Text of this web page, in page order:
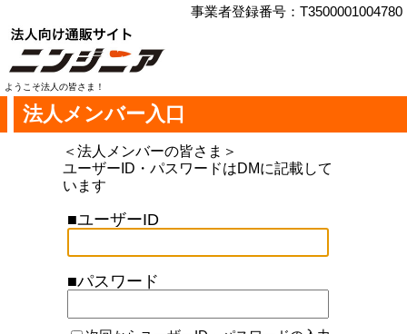
事業者登録番号：T3500001004780
ようこそ法人の皆さま！
法人メンバー入口
＜法人メンバーの皆さま＞
ユーザーID・パスワードはDMに記載して
います
■ユーザーID
■パスワード